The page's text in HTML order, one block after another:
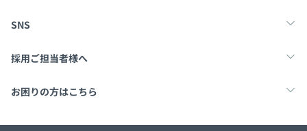
・ソースコード管理：Github
・情報共有ツール：Slack／Notion
■開発の組織体制について
Tech Team Journal
SNS
X
採用ご担当者様へ
採用・教育をお考えの企業様へ
お困りの方はこちら
paizaとは？ お問い合わせ・FAQ